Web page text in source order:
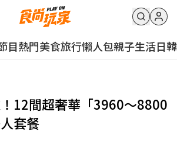
目熱門美食旅行懶人包親子生活日韓
12間超奢華「3960～8800
套餐